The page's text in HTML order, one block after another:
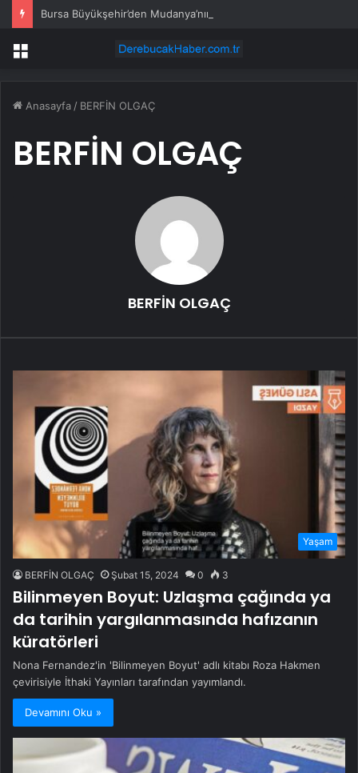
Menü
Anasayfa / BERFİN OLGAÇ
BERFİN OLGAÇ
BERFİN OLGAÇ
Yaşam
BERFİN OLGAÇ Şubat 15, 2024 0 3
Bilinmeyen Boyut: Uzlaşma çağında ya
da tarihin yargılanmasında hafızanın
küratörleri
Nona Fernandez'in 'Bilinmeyen Boyut' adlı kitabı Roza Hakmen
çevirisiyle İthaki Yayınları tarafından yayımlandı.
Devamını Oku »